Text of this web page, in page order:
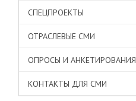
СПЕЦПРОЕКТЫ
ОТРАСЛЕВЫЕ СМИ
ОПРОСЫ И АНКЕТИРОВАНИЯ
КОНТАКТЫ ДЛЯ СМИ